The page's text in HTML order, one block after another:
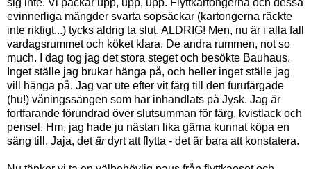
sig inte. Vi packar upp, upp, upp. Flyttkartongerna och dessa
evinnerliga mängder svarta sopsäckar (kartongerna räckte
inte riktigt...) tycks aldrig ta slut. ALDRIG! Men, nu är i alla fall
vardagsrummet och köket klara. De andra rummen, not so
much. I dag tog jag det stora steget och besökte Bauhaus.
Inget ställe jag brukar hänga på, och heller inget ställe jag
vill hänga på. Jag var ute efter vit färg till den furufärgade
(hu!) våningssängen som har inhandlats på Jysk. Jag är
fortfarande förundrad över slutsumman för färg, kvistlack och
pensel. Hm, jag hade ju nästan lika gärna kunnat köpa en
säng till. Jaja, detärdyrt att flytta - det är bara att konstatera.